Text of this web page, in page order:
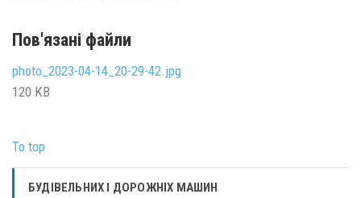
Пов'язані файли
photo_2023-04-14_20-29-42.jpg
120 KB
To top
БУДІВЕЛЬНИХ І ДОРОЖНІХ МАШИН